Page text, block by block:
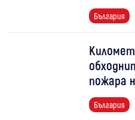
България
пожара
България